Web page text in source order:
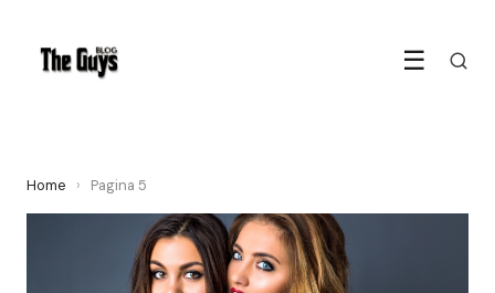
☰
Home › Pagina 5